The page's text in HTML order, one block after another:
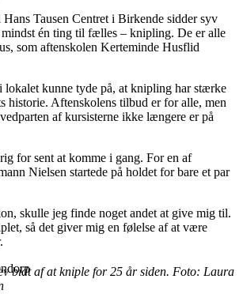
Tausen Centret i Birkende sidder syv
én ting til fælles – knipling. De er alle
som aftenskolen Kerteminde Husflid
lokalet kunne tyde på, at knipling har stærke
historie. Aftenskolens tilbud er for alle, men
af kursisterne ikke længere er på
for sent at komme i gang. For en af
Nielsen startede på holdet for bare et par
skulle jeg finde noget andet at give mig til.
så det giver mig en følelse af at være
bidt af at kniple for 25 år siden. Foto: Laura